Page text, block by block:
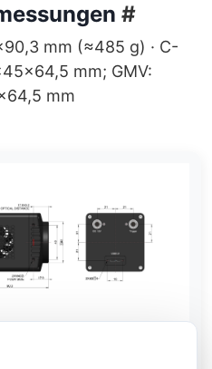
#
mm (≈485 g) · C-
mm; GMV:
mm